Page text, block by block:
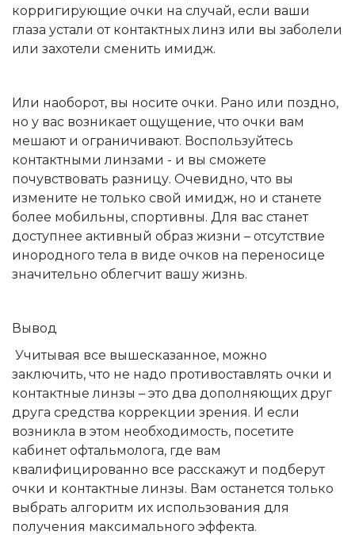
корригирующие очки на случай, если ваши
глаза устали от контактных линз или вы заболели
или захотели сменить имидж.
Или наоборот, вы носите очки. Рано или поздно,
но у вас возникает ощущение, что очки вам
мешают и ограничивают. Воспользуйтесь
контактными линзами - и вы сможете
почувствовать разницу. Очевидно, что вы
измените не только свой имидж, но и станете
более мобильны, спортивны. Для вас станет
доступнее активный образ жизни – отсутствие
инородного тела в виде очков на переносице
значительно облегчит вашу жизнь.
Вывод
Учитывая все вышесказанное, можно
заключить, что не надо противоставлять очки и
контактные линзы – это два дополняющих друг
друга средства коррекции зрения. И если
возникла в этом необходимость, посетите
кабинет офтальмолога, где вам
квалифицированно все расскажут и подберут
очки и контактные линзы. Вам останется только
выбрать алгоритм их использования для
получения максимального эффекта.